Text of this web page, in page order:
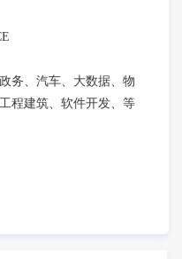
务、汽车、大数据、物
程建筑、软件开发、等